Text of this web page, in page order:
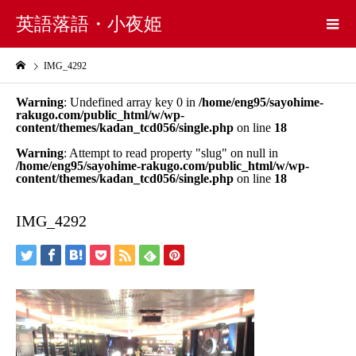
英語落語・小夜姫
IMG_4292
Warning: Undefined array key 0 in /home/eng95/sayohime-
rakugo.com/public_html/w/wp-
content/themes/kadan_tcd056/single.php on line 18
Warning: Attempt to read property "slug" on null in
/home/eng95/sayohime-rakugo.com/public_html/w/wp-
content/themes/kadan_tcd056/single.php on line 18
IMG_4292